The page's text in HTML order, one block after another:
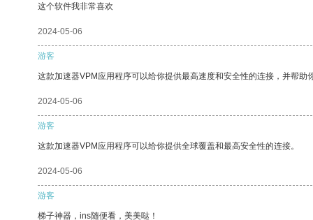
这个软件我非常喜欢
2024-05-06
游客
这款加速器VPM应用程序可以给你提供最高速度和安全性的连接，并帮助
2024-05-06
游客
这款加速器VPM应用程序可以给你提供全球覆盖和最高安全性的连接。
2024-05-06
游客
梯子神器，ins随便看，美美哒！